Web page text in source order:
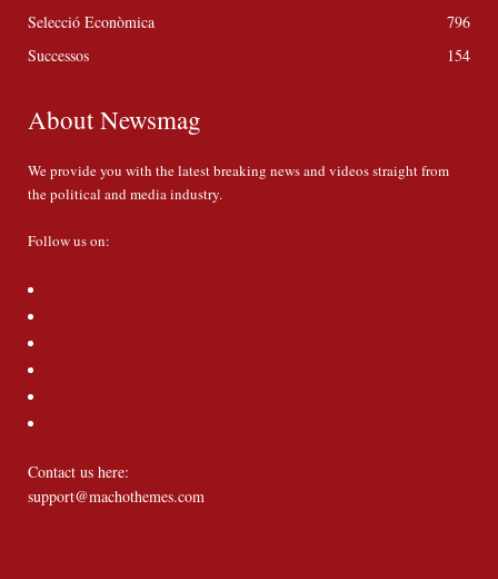
Selecció Econòmica
796
Successos
154
About Newsmag
We provide you with the latest breaking news and videos straight from
the political and media industry.
Follow us on:
Contact us here:
support@machothemes.com